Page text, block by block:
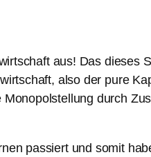
aus! Das
also der pure
durch
passiert und somit